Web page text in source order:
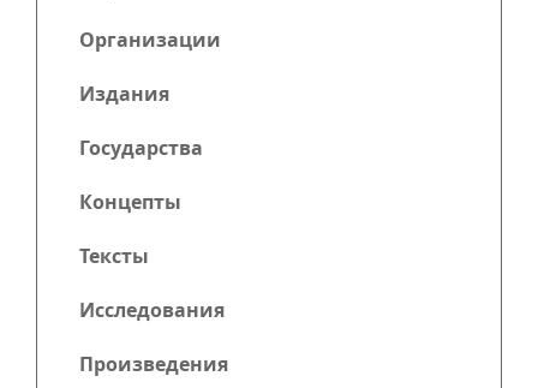
Организации
Издания
Государства
Концепты
Тексты
Исследования
Произведения